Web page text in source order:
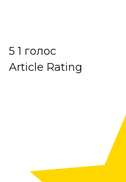
5 1 голос
Article Rating